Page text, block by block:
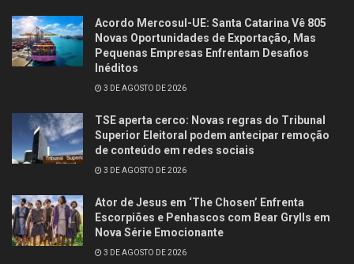
Acordo Mercosul-UE: Santa Catarina Vê 805
Novas Oportunidades de Exportação, Mas
Pequenas Empresas Enfrentam Desafios
Inéditos
3 DE AGOSTO DE 2026
TSE aperta cerco: Novas regras do Tribunal
Superior Eleitoral podem antecipar remoção
de conteúdo em redes sociais
3 DE AGOSTO DE 2026
Ator de Jesus em ‘The Chosen’ Enfrenta
Escorpiões e Penhascos com Bear Grylls em
Nova Série Emocionante
3 DE AGOSTO DE 2026